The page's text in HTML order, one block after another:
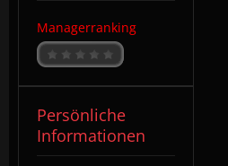
Managerranking
Persönliche
Informationen